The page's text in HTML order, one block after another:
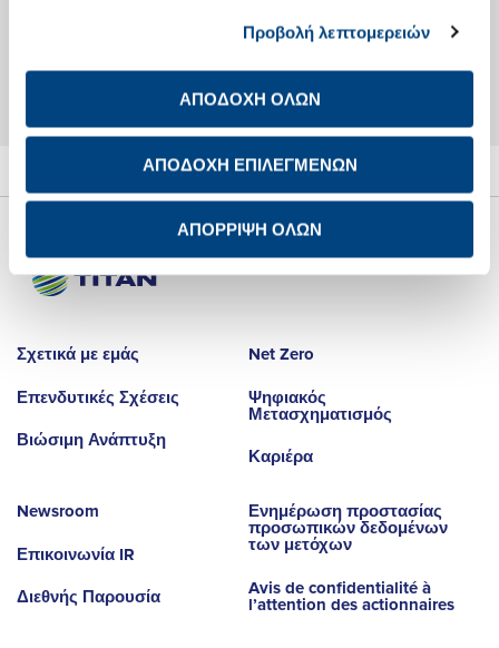
Προβολή λεπτομερειών
ΑΠΟΔΟΧΗ ΟΛΩΝ
ΑΠΟΔΟΧΗ ΕΠΙΛΕΓΜΕΝΩΝ
ΑΠΟΡΡΙΨΗ ΟΛΩΝ
Σχετικά με εμάς
Επενδυτικές Σχέσεις
Βιώσιμη Ανάπτυξη
Net Zero
Ψηφιακός
Μετασχηματισμός
Καριέρα
Newsroom
Επικοινωνία IR
Διεθνής Παρουσία
Ενημέρωση προστασίας
προσωπικών δεδομένων
των μετόχων
Avis de confidentialité à
l’attention des actionnaires